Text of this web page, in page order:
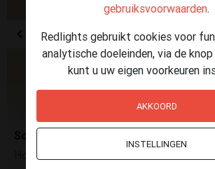
gebruiksvoorwaarden.
Redlights gebruikt cookies voor
analytische doeleinden, via de
kunt u uw eigen voorkeuren
AKKOORD
INSTELLINGEN
Hola papi! Ben jij ook de dagelijkse sleur